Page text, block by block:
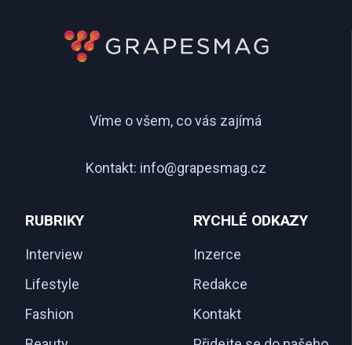
Víme o všem, co vás zajímá
Kontakt: info@grapesmag.cz
RUBRIKY
Interview
Lifestyle
Fashion
RYCHLÉ ODKAZY
Inzerce
Redakce
Kontakt